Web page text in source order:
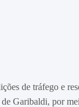
de tráfego e
Garibaldi, por